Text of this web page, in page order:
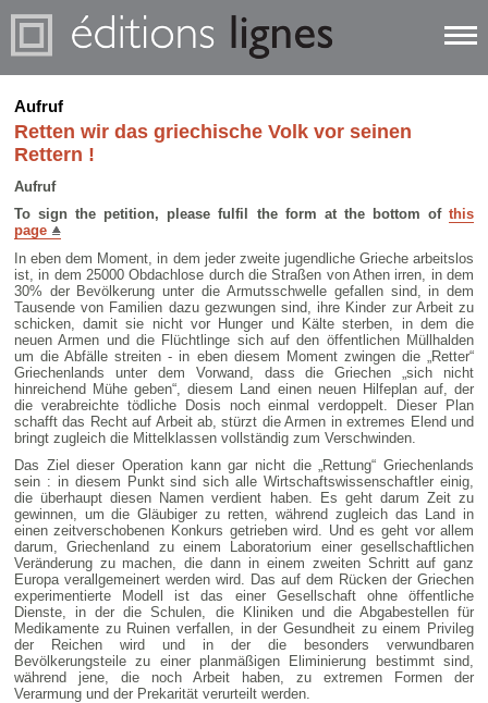
Aufruf
Retten wir das griechische Volk vor seinen
Rettern !
Aufruf
To sign the petition, please fulfil the form at the bottom ofthis
page
In eben dem Moment, in dem jeder zweite jugendliche Grieche arbeitslos
ist, in dem 25000 Obdachlose durch die Straßen von Athen irren, in dem
30% der Bevölkerung unter die Armutsschwelle gefallen sind, in dem
Tausende von Familien dazu gezwungen sind, ihre Kinder zur Arbeit zu
schicken, damit sie nicht vor Hunger und Kälte sterben, in dem die
neuen Armen und die Flüchtlinge sich auf den öffentlichen Müllhalden
um die Abfälle streiten - in eben diesem Moment zwingen die „Retter“
Griechenlands unter dem Vorwand, dass die Griechen „sich nicht
hinreichend Mühe geben“, diesem Land einen neuen Hilfeplan auf, der
die verabreichte tödliche Dosis noch einmal verdoppelt. Dieser Plan
schafft das Recht auf Arbeit ab, stürzt die Armen in extremes Elend und
bringt zugleich die Mittelklassen vollständig zum Verschwinden.
Das Ziel dieser Operation kann gar nicht die „Rettung“ Griechenlands
sein : in diesem Punkt sind sich alle Wirtschaftswissenschaftler einig,
die überhaupt diesen Namen verdient haben. Es geht darum Zeit zu
gewinnen, um die Gläubiger zu retten, während zugleich das Land in
einen zeitverschobenen Konkurs getrieben wird. Und es geht vor allem
darum, Griechenland zu einem Laboratorium einer gesellschaftlichen
Veränderung zu machen, die dann in einem zweiten Schritt auf ganz
Europa verallgemeinert werden wird. Das auf dem Rücken der Griechen
experimentierte Modell ist das einer Gesellschaft ohne öffentliche
Dienste, in der die Schulen, die Kliniken und die Abgabestellen für
Medikamente zu Ruinen verfallen, in der Gesundheit zu einem Privileg
der Reichen wird und in der die besonders verwundbaren
Bevölkerungsteile zu einer planmäßigen Eliminierung bestimmt sind,
während jene, die noch Arbeit haben, zu extremen Formen der
Verarmung und der Prekarität verurteilt werden.